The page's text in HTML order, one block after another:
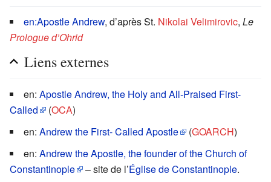
en:Apostle Andrew, d’après St. Nikolai Velimirovic, Le
Prologue d’Ohrid
Liens externes
en: Apostle Andrew, the Holy and All-Praised First-
Called
(OCA)
en: Andrew the First- Called Apostle (GOARCH)
en: Andrew the Apostle, the founder of the Church of
Constantinople
– site de l’Église de Constantinople.